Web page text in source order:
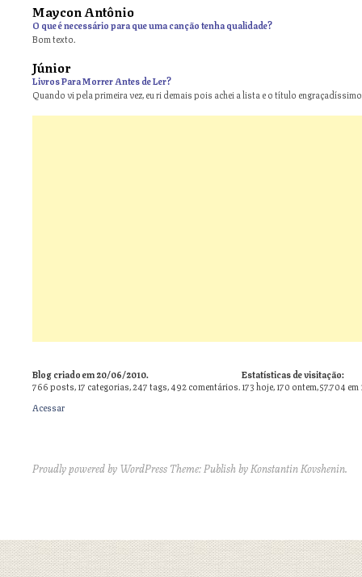
Maycon Antônio
O que é necessário para que uma canção tenha qualidade?
Bom texto.
Júnior
Livros Para Morrer Antes de Ler?
Quando vi pela primeira vez, eu ri demais pois achei a lista e o título
Blog criado em 20/06/2010.
766posts,17 categorias,247tags,492comentários.
Estatísticas de visitação:
173 hoje, 170 ontem, 57.704 em
Acessar
Proudly powered by WordPress Theme: Publish byKonstantin Kovshenin.